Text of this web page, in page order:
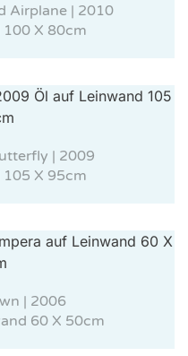
Airplane | 2010
X 80cm
| 2009
X 95cm
| 2006
60 X 50cm